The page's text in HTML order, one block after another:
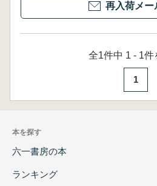
再入荷メー
全1件中 1 - 1件
1
本を探す
六一書房の本
ランキング